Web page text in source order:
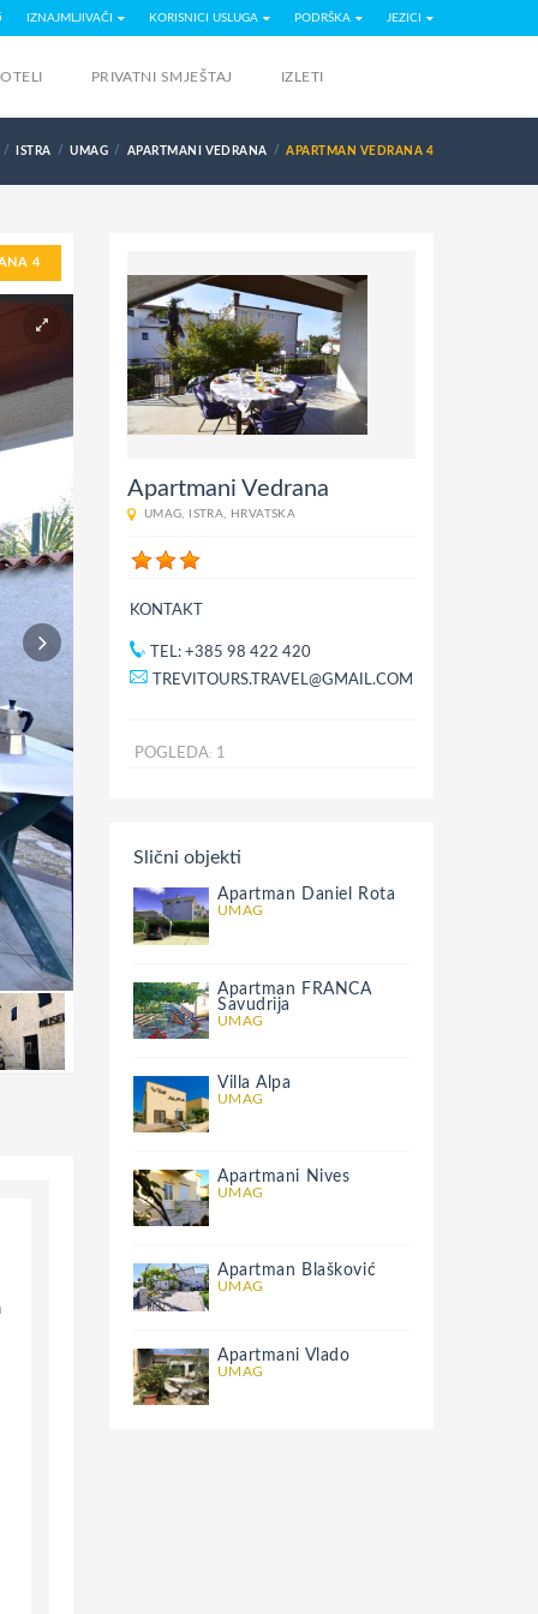
IZNAJMLJIVAČI KORISNICI USLUGA PODRŠKA JEZICI
PRIVATNI SMJEŠTAJ IZLETI
ISTRA UMAG APARTMANI VEDRANA APARTMAN VEDRANA 4
4
Apartmani Vedrana
UMAG, ISTRA, HRVATSKA
KONTAKT
TEL: +385 98 422 420
TREVITOURS.TRAVEL@GMAIL.COM
POGLEDA: 1
Slični objekti
Apartman Daniel Rota
UMAG
Apartman FRANCA
Savudrija
UMAG
Villa Alpa
UMAG
Apartmani Nives
UMAG
Apartman Blašković
UMAG
Apartmani Vlado
UMAG